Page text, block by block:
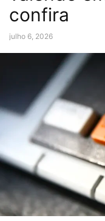
confira
julho 6, 2026